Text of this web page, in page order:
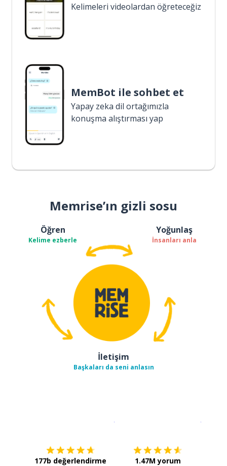
Kelimeleri videolardan öğreteceğiz
MemBot ile sohbet et
Yapay zeka dil ortağımızla
konuşma alıştırması yap
Memrise’ın gizli sosu
Öğren
Kelime ezberle
Yoğunlaş
İnsanları anla
İletişim
Başkaları da seni anlasın
177b değerlendirme 1.47M yorum